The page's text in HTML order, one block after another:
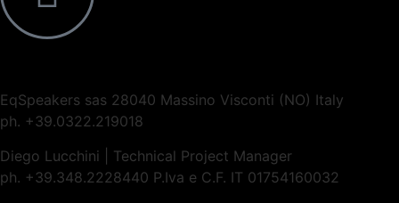
EqSpeakers sas 28040 Massino Visconti (NO) Italy
ph. +39.0322.219018
Diego Lucchini | Technical Project Manager
ph. +39.348.2228440 P.Iva e C.F. IT 01754160032